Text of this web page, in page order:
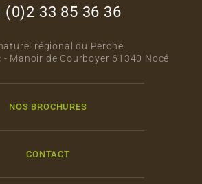
(0)2 33 85 36 36
régional du Perche
- Manoir de Courboyer 61340 Nocé
NOS BROCHURES
CONTACT